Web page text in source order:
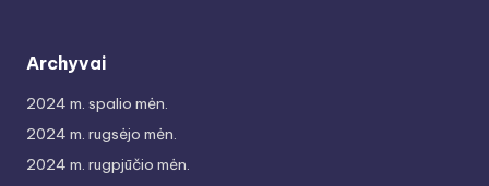
Archyvai
2024 m. spalio mėn.
2024 m. rugsėjo mėn.
2024 m. rugpjūčio mėn.